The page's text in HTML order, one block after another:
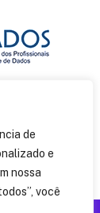
de
e
nossa
você